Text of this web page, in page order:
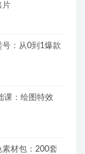
片
号：从0到1爆款
课：绘图特效
材包：200套